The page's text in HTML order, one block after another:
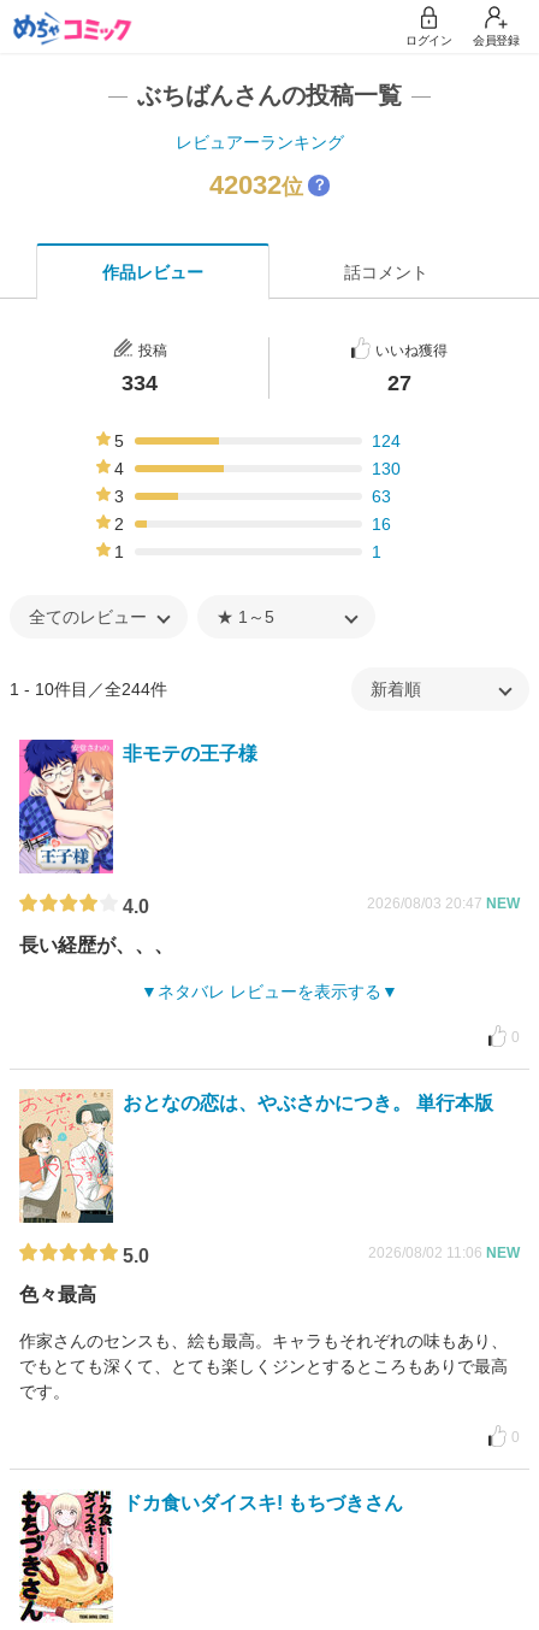
ログイン 会員登録
ぶちばんさんの投稿一覧
レビュアーランキング
42032位 ？
作品レビュー 話コメント
投稿
334
いいね獲得
27
5
124
4
130
3
63
2
16
1
1
1 - 10件目／全244件
非モテの王子様
4.0 2026/08/03 20:47 NEW
長い経歴が、、、
ネタバレ レビューを表示する
0
おとなの恋は、やぶさかにつき。 単行本版
5.0 2026/08/02 11:06 NEW
色々最高
作家さんのセンスも、絵も最高。キャラもそれぞれの味もあり、
でもとても深くて、とても楽しくジンとするところもありで最高
です。
0
ドカ食いダイスキ! もちづきさん